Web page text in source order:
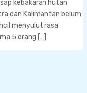
kebakaran hutan
dan Kalimantan belum
menyulut rasa
5 orang […]